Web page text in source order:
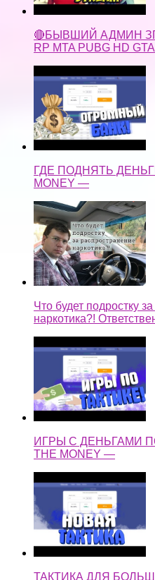
🔴БЫВШИЙ АДМИН
RP MTA PUBG HD
ГДЕ ПОДНЯТЬ
MONEY —
Что будет подростку
наркотика?!
ИГРЫ С ДЕНЬГАМИ
THE MONEY —
ТАКТИКА ДЛЯ